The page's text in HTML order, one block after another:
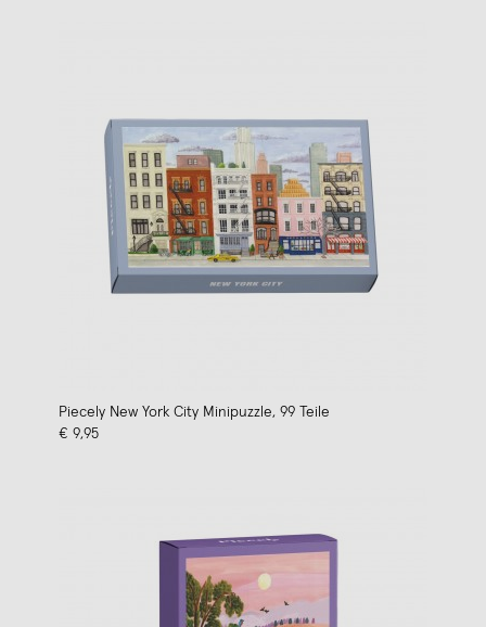
Piecely New York City Minipuzzle, 99 Teile
€ 9,95